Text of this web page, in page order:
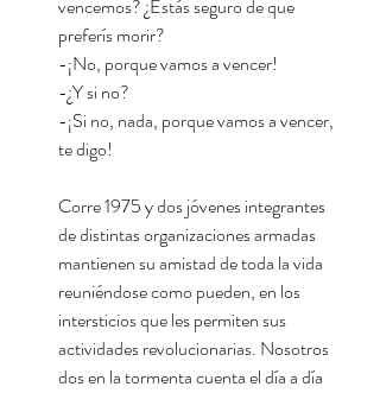
vencemos? ¿Estás seguro de que
preferís morir?
-¡No, porque vamos a vencer!
-¿Y si no?
-¡Si no, nada, porque vamos a vencer,
te digo!
Corre 1975 y dos jóvenes integrantes
de distintas organizaciones armadas
mantienen su amistad de toda la vida
reuniéndose como pueden, en los
intersticios que les permiten sus
actividades revolucionarias. Nosotros
dos en la tormenta cuenta el día a día